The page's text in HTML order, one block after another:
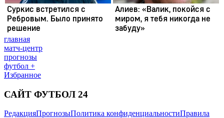
главная
матч-центр
прогнозы
футбол +
Избранное
САЙТ ФУТБОЛ 24
РедакцияПрогнозыПолитика конфиденциальностиПравила